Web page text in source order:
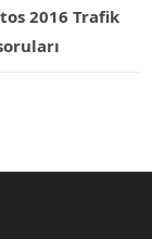
2016 Trafik